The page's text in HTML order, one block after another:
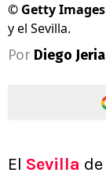
© Getty Images
y el Sevilla.
Por Diego Jeria
El Sevilla de